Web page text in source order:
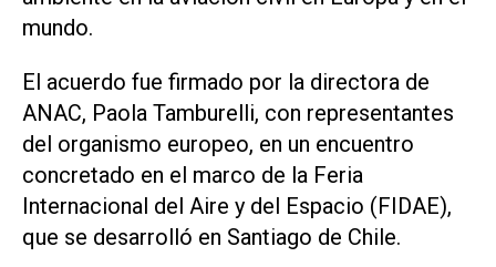
mundo.
El acuerdo fue firmado por la directora de
ANAC, Paola Tamburelli, con representantes
del organismo europeo, en un encuentro
concretado en el marco de la Feria
Internacional del Aire y del Espacio (FIDAE),
que se desarrolló en Santiago de Chile.